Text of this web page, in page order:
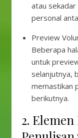
atau sekadar
personal
Preview
Beberapa
untuk
selanjutnya,
memastikan
berikutnya.
2.